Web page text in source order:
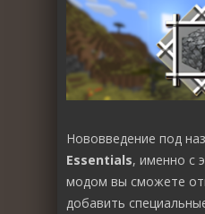
Нововведение под
Essentials, именно с
модом вы сможете
добавить